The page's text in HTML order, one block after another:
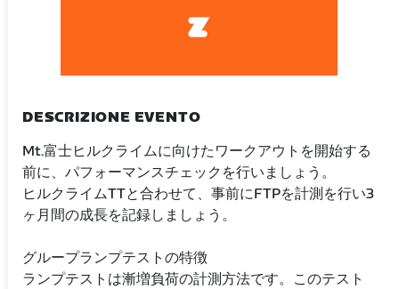
DESCRIZIONE EVENTO
Mt.富士ヒルクライムに向けたワークアウトを開始する
前に、パフォーマンスチェックを行いましょう。
ヒルクライムTTと合わせて、事前にFTPを計測を行い3
ヶ月間の成長を記録しましょう。
グループランプテストの特徴
ランプテストは漸増負荷の計測方法です。このテスト